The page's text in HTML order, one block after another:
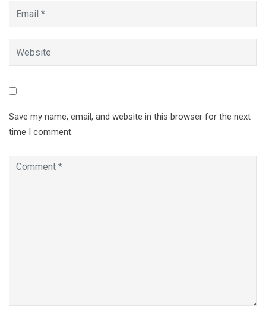
Save my name, email, and website in this browser for the next
time I comment.